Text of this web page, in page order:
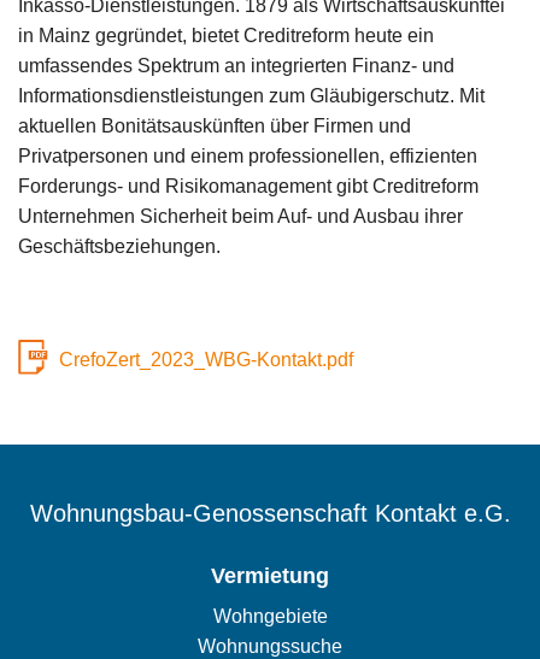
Inkasso-Dienstleistungen. 1879 als Wirtschaftsauskunftei
in Mainz gegründet, bietet Creditreform heute ein
umfassendes Spektrum an integrierten Finanz- und
Informationsdienstleistungen zum Gläubigerschutz. Mit
aktuellen Bonitätsauskünften über Firmen und
Privatpersonen und einem professionellen, effizienten
Forderungs- und Risikomanagement gibt Creditreform
Unternehmen Sicherheit beim Auf- und Ausbau ihrer
Geschäftsbeziehungen.
CrefoZert_2023_WBG-Kontakt.pdf
Wohnungsbau-Genossenschaft Kontakt e.G.
Vermietung
Wohngebiete
Wohnungssuche